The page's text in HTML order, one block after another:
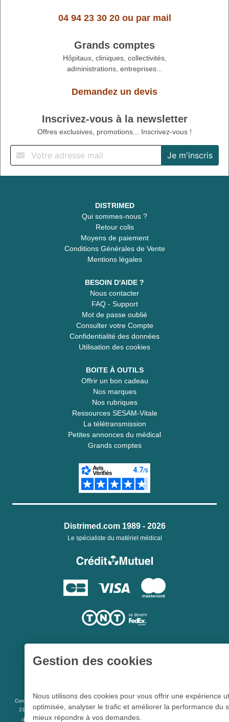
04 94 23 30 20ou par mail
Grands comptes
Hôpitaux, cliniques, collectivités,
administrations, entreprises...
Demandez un devis
Inscrivez-vous à la newsletter
Offres exclusives, promotions... Inscrivez-vous !
DISTRIMED
Qui sommes-nous ?
Retour colis
Moyens de paiement
Conditions Générales de Vente
Mentions légales
BESOIN D'AIDE ?
Nous contacter
FAQ - Support
Mot de passe oublié
Consulter votre Compte
Confidentialité des données
Utilisation des cookies
BOITE À OUTILS
Offrir un bon cadeau
Nos marques
Nos rubriques
Ressources SESAM-Vitale
La télétransmission
Petites annonces du médical
Grands comptes
Distrimed.com 1989 - 2026
Le spécialiste du matériel médical
Conformément aux articles L 5213-3 du code de la santé publique et à l’arrêté du
21 décembre 2012 fixant la liste des dispositifs médicaux qui peuvent faire l’objet
d’une publicité auprès du public, et à l'articleR 5213-1
Gestion des cookies
Nous utilisons des cookies pour vous offrir une expérience
optimisée, analyser le trafic et améliorer la performance du
mieux répondre à vos demandes.